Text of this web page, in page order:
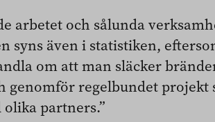
arbetet och sålunda
syns även i statistiken,
om att man släcker
genomför regelbundet projekt
partners.”